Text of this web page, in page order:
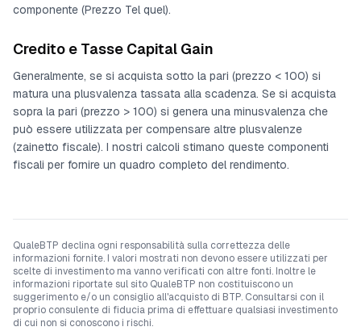
componente (Prezzo Tel quel).
Credito e Tasse Capital Gain
Generalmente, se si acquista sotto la pari (prezzo < 100) si
matura una plusvalenza tassata alla scadenza. Se si acquista
sopra la pari (prezzo > 100) si genera una minusvalenza che
può essere utilizzata per compensare altre plusvalenze
(zainetto fiscale). I nostri calcoli stimano queste componenti
fiscali per fornire un quadro completo del rendimento.
QualeBTP declina ogni responsabilità sulla correttezza delle
informazioni fornite. I valori mostrati non devono essere utilizzati per
scelte di investimento ma vanno verificati con altre fonti. Inoltre le
informazioni riportate sul sito QualeBTP non costituiscono un
suggerimento e/o un consiglio all'acquisto di BTP. Consultarsi con il
proprio consulente di fiducia prima di effettuare qualsiasi investimento
di cui non si conoscono i rischi.